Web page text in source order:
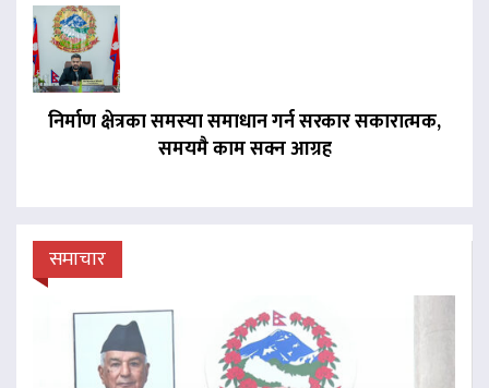
निर्माण क्षेत्रका समस्या समाधान गर्न सरकार सकारात्मक,
समयमै काम सक्न आग्रह
समाचार